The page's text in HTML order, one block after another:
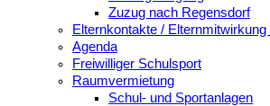
Zuzug nach Regensdorf
Elternkontakte /
Agenda
Freiwilliger Schulsport
Raumvermietung
Schul- und Sportanlagen